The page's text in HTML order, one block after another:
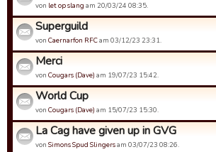
von let op slang am 20/03/24 08:35.
Superguild
von Caernarfon RFCam 03/12/23 23:31.
Merci
von Cougars (Dave) am 19/07/23 15:42.
World Cup
von Cougars (Dave) am 15/07/23 15:30.
La Cag have given up in GVG
von Simons Spud Slingersam 03/07/23 08:26.